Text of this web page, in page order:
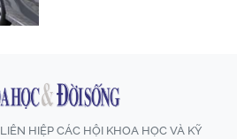
LIÊN HIỆP CÁC HỘI KHOA HỌC VÀ KỸ